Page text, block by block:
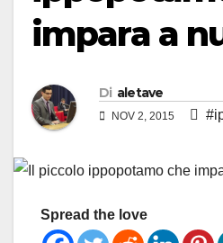
impara a
Di aletave
NOV 2, 2015
Spread the love